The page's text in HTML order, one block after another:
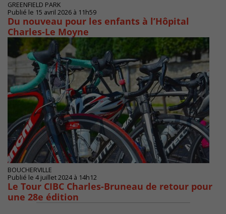
GREENFIELD PARK
Publié le 15 avril 2026 à 11h59
Du nouveau pour les enfants à l’Hôpital
Charles-Le Moyne
BOUCHERVILLE
Publié le 4 juillet 2024 à 14h12
Le Tour CIBC Charles-Bruneau de retour pour
une 28e édition